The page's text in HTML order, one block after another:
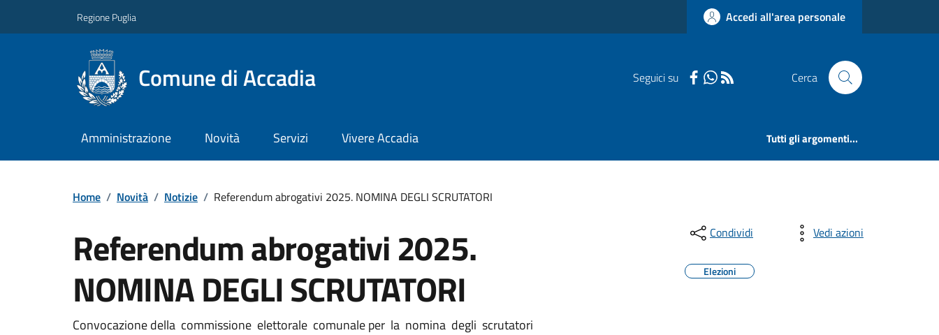
Regione Puglia Accedi all'area personale
Comune di Accadia Seguici su Cerca
Amministrazione Novità Servizi Vivere Accadia Tutti gli argomenti...
Home / Novità / Notizie / Referendum abrogativi 2025. NOMINA DEGLI SCRUTATORI
Referendum abrogativi 2025.
NOMINA DEGLI SCRUTATORI
Convocazione della commissione elettorale comunale per la nomina degli scrutatori
Condividi Vedi azioni
Elezioni